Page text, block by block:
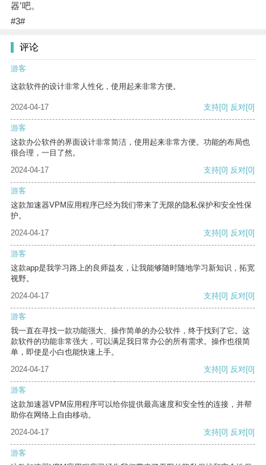
器’吧。
#3#
评论
游客
这款软件的设计非常人性化，使用起来非常方便。
2024-04-17 支持[0] 反对[0]
游客
这款办公软件的界面设计非常简洁，使用起来非常方便。功能的布局也
很合理，一目了然。
2024-04-17
支持[0] 反对[0]
游客
这款加速器VPM应用程序已经为我们带来了无限的隐私保护和安全性保
护。
2024-04-17
支持[0] 反对[0]
游客
这款app是我学习路上的良师益友，让我能够随时随地学习新知识，拓宽
视野。
2024-04-17
支持[0] 反对[0]
游客
我一直在寻找一款功能强大、操作简单的办公软件，终于找到了它。这
款软件的功能非常强大，可以满足我日常办公的所有需求。操作也很简
单，即使是小白也能快速上手。
2024-04-17
支持[0] 反对[0]
游客
这款加速器VPM应用程序可以给你提供最高速度和安全性的连接，并帮
助你在网络上自由移动。
2024-04-17
支持[0] 反对[0]
游客